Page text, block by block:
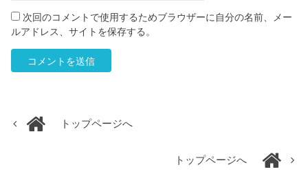
次回のコメントで使用するためブラウザーに自分の名前、メー
ルアドレス、サイトを保存する。
トップページへ
トップページへ